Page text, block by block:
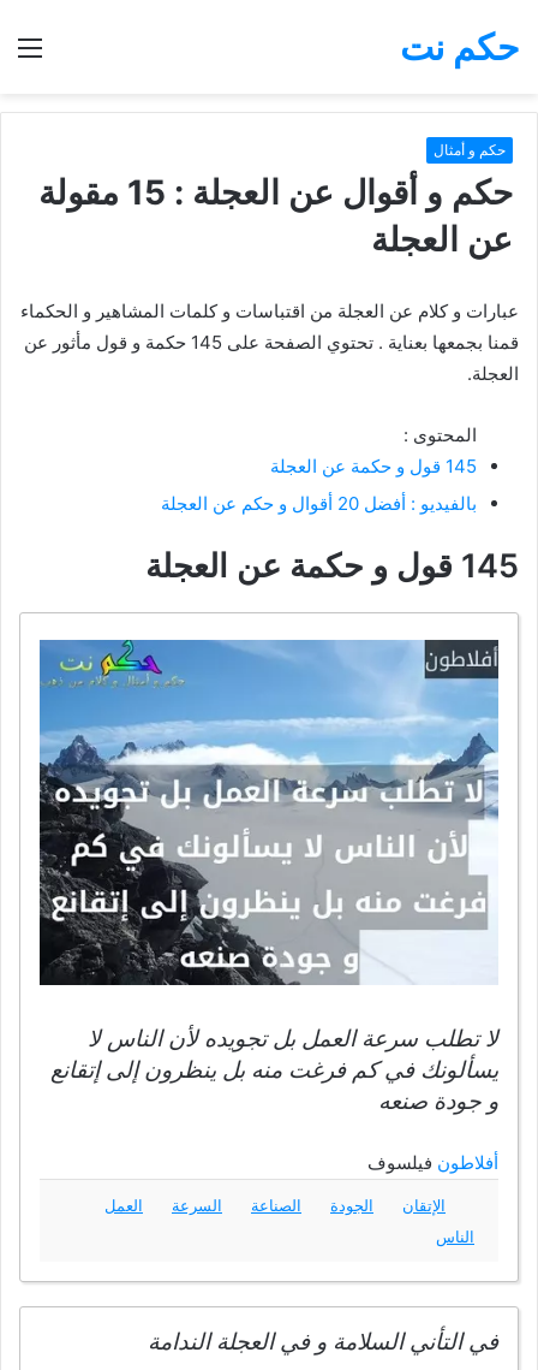
بحث
حكم نت
حكم و أمثال
حكم و أقوال عن العجلة : 15 مقولة
عن العجلة
عبارات و كلام عن العجلة من اقتباسات و كلمات المشاهير و الحكماء
قمنا بجمعها بعناية . تحتوي الصفحة على 145 حكمة و قول مأثور عن
العجلة.
المحتوى :
145 قول و حكمة عن العجلة
بالفيديو : أفضل 20 أقوال و حكم عن العجلة
145 قول و حكمة عن العجلة
لا تطلب سرعة العمل بل تجويده لأن الناس لا
يسألونك في كم فرغت منه بل ينظرون إلى إتقانع
و جودة صنعه
أفلاطون فيلسوف
الإتقان الجودة الصناعة السرعة
العمل
الناس
في التأني السلامة و في العجلة الندامة